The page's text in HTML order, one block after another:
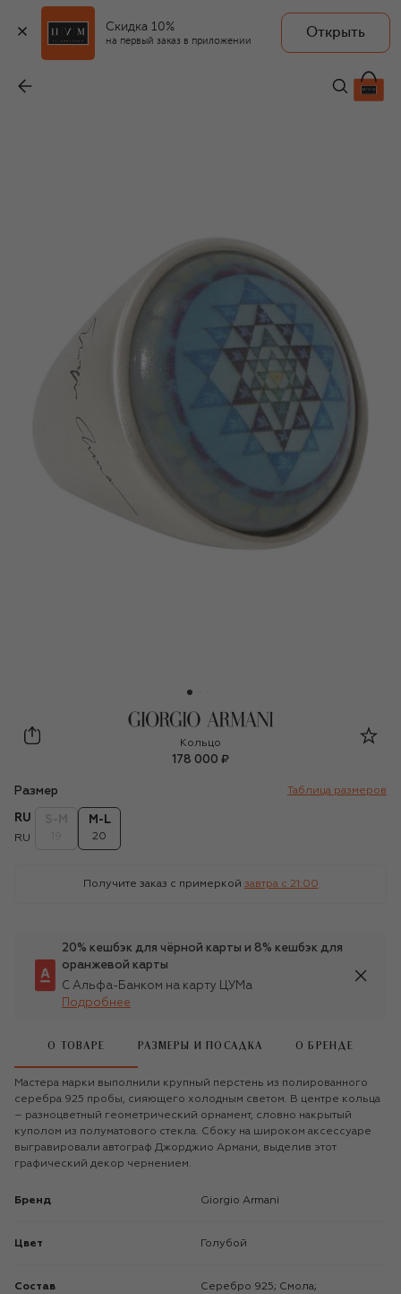
Скидка 10%
на первый заказ в приложении
Открыть
Giorgio Armani
Кольцо
178 000 ₽
Размер Таблица размеров
RU
RU
M-L
20
Получите заказ с примеркой завтра c 21:00
20% кешбэк для чёрной карты и 8% кешбэк для
оранжевой карты
С Альфа-Банком на карту ЦУМа
Подробнее
О ТОВАРЕ РАЗМЕРЫ И ПОСАДКА О БРЕНДЕ
Мастера марки выполнили крупный перстень из полированного
серебра 925 пробы, сияющего холодным светом. В центре кольца
– разноцветный геометрический орнамент, словно накрытый
куполом из полуматового стекла. Сбоку на широком аксессуаре
выгравировали автограф Джорджио Армани, выделив этот
графический декор чернением.
Бренд Giorgio Armani
Цвет Голубой
Состав Серебро 925; Смола;